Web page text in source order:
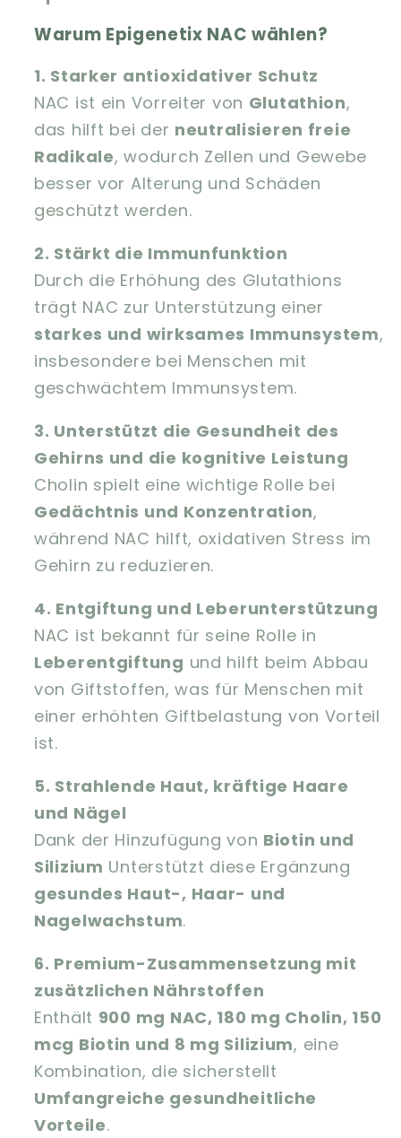
Warum Epigenetix NAC wählen?
1. Starker antioxidativer Schutz
NAC ist ein Vorreiter von Glutathion,
das hilft bei der neutralisieren freie
Radikale, wodurch Zellen und Gewebe
besser vor Alterung und Schäden
geschützt werden.
2. Stärkt die Immunfunktion
Durch die Erhöhung des Glutathions
trägt NAC zur Unterstützung einer
starkes und wirksames Immunsystem,
insbesondere bei Menschen mit
geschwächtem Immunsystem.
3. Unterstützt die Gesundheit des
Gehirns und die kognitive Leistung
Cholin spielt eine wichtige Rolle bei
Gedächtnis und Konzentration,
während NAC hilft, oxidativen Stress im
Gehirn zu reduzieren.
4. Entgiftung und Leberunterstützung
NAC ist bekannt für seine Rolle in
Leberentgiftung und hilft beim Abbau
von Giftstoffen, was für Menschen mit
einer erhöhten Giftbelastung von Vorteil
ist.
5. Strahlende Haut, kräftige Haare
und Nägel
Dank der Hinzufügung von Biotin und
Silizium Unterstützt diese Ergänzung
gesundes Haut-, Haar- und
Nagelwachstum.
6. Premium-Zusammensetzung mit
zusätzlichen Nährstoffen
Enthält 900 mg NAC, 180 mg Cholin, 150
mcg Biotin und 8 mg Silizium, eine
Kombination, die sicherstellt
Umfangreiche gesundheitliche
Vorteile.